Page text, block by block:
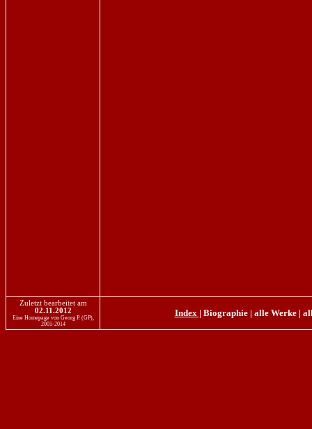
Zuletzt bearbeitet am
02.11.2012
Eine Homepage von Georg P. (GP),
2001-2014
Index | Biographie| alle Werke|